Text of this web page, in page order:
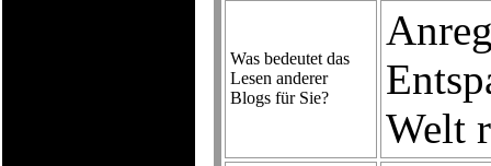
Was bedeutet das
Lesen anderer
Blogs für Sie?
Welt